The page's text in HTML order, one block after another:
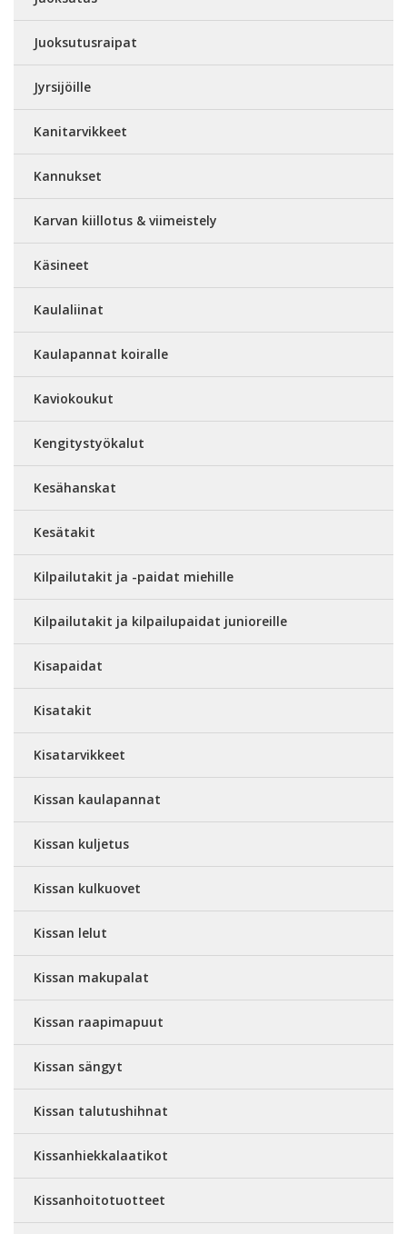
Juoksutusraipat
Jyrsijöille
Kanitarvikkeet
Kannukset
Karvan kiillotus & viimeistely
Käsineet
Kaulaliinat
Kaulapannat koiralle
Kaviokoukut
Kengitystyökalut
Kesähanskat
Kesätakit
Kilpailutakit ja -paidat miehille
Kilpailutakit ja kilpailupaidat junioreille
Kisapaidat
Kisatakit
Kisatarvikkeet
Kissan kaulapannat
Kissan kuljetus
Kissan kulkuovet
Kissan lelut
Kissan makupalat
Kissan raapimapuut
Kissan sängyt
Kissan talutushihnat
Kissanhiekkalaatikot
Kissanhoitotuotteet